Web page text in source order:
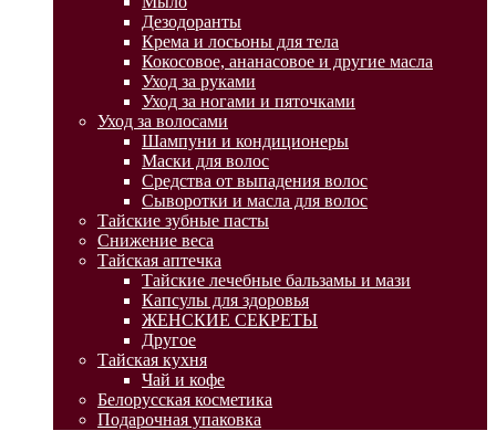
Дезодоранты
Крема и лосьоны для тела
Кокосовое, ананасовое и другие масла
Уход за руками
Уход за ногами и пяточками
Уход за волосами
Шампуни и кондиционеры
Маски для волос
Средства от выпадения волос
Сыворотки и масла для волос
Тайские зубные пасты
Снижение веса
Тайская аптечка
Тайские лечебные бальзамы и мази
Капсулы для здоровья
ЖЕНСКИЕ СЕКРЕТЫ
Другое
Тайская кухня
Чай и кофе
Белорусская косметика
Подарочная упаковка